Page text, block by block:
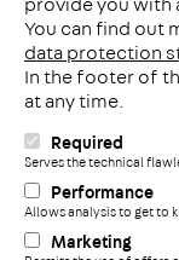
provide you with
You can find out
data protection
In the footer of
at any time.
Required
Serves the technical
Performance
Allows analysis to get to
Marketing
Meerheide 212
Nederland
Telefoon: +31 497
Fax: +31 497 799 735